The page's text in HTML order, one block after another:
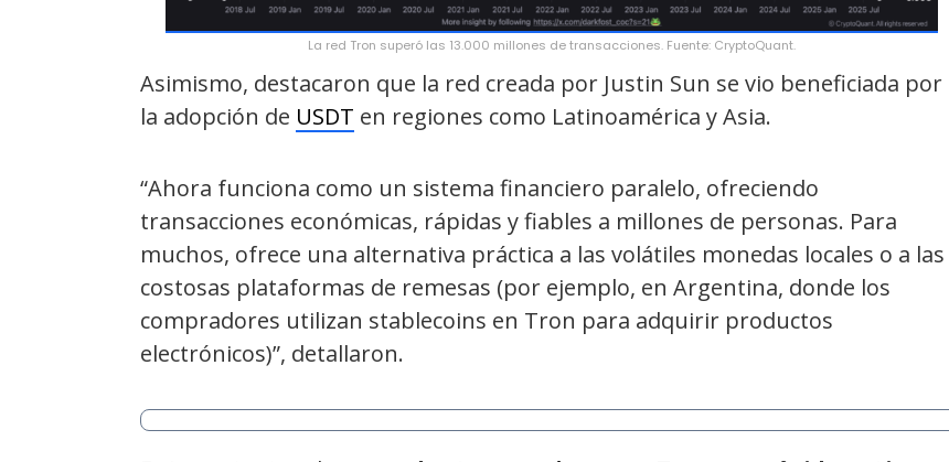
La red Tron superó las 13.000 millones de transacciones. Fuente: CryptoQuant.
Asimismo, destacaron que la red creada por Justin Sun se vio beneficiada por
la adopción de USDT en regiones como Latinoamérica y Asia.
“Ahora funciona como un sistema financiero paralelo, ofreciendo
transacciones económicas, rápidas y fiables a millones de personas. Para
muchos, ofrece una alternativa práctica a las volátiles monedas locales o a las
costosas plataformas de remesas (por ejemplo, en Argentina, donde los
compradores utilizan stablecoins en Tron para adquirir productos
electrónicos)”, detallaron.